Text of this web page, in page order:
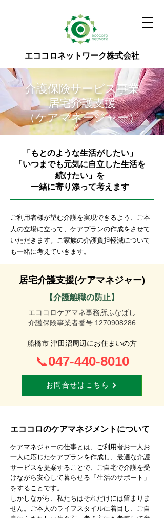
エココロネットワーク株式会社
介護保険サービス事業
居宅介護支援
（ケアマネージャー）
「もとのような生活がしたい」
「いつまでも元気に自立した生活を
続けたい」を
一緒に寄り添って考えます​
ご利用者様が望む介護を実現できるよう、ご本
人の立場に立って、ケアプランの作成をさせて
いただきます。ご家族の介護負担軽減について
も一緒に考えていきます。
居宅介護支援(ケアマネジャー)
【介護離職の防止】
エココロケアマネ事務所ふなばし
介護保険事業者番号 1270908286
船橋市 津田沼周辺にお住まいの方
📞047-440-8010
お問合せはこちら
エココロのケアマネジメントについて
ケアマネジャーの仕事とは、ご利用者お一人お
一人に応じたケアプランを作成し、最適な介護
サービスを提案することで、ご自宅で介護を受
けながら安心して暮らせる「生活のサポート」
をすることです。
しかしながら、私たちはそれだけには留まりま
せん。ご本人のライフスタイルに着目し、ご自